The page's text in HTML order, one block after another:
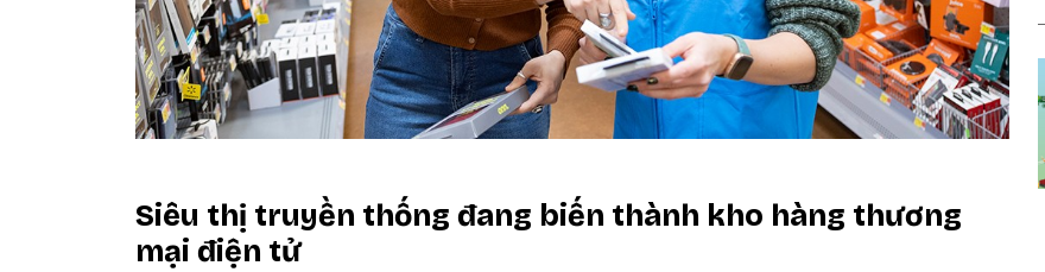
Siêu thị truyền thống đang biến thành kho hàng thương
mại điện tử